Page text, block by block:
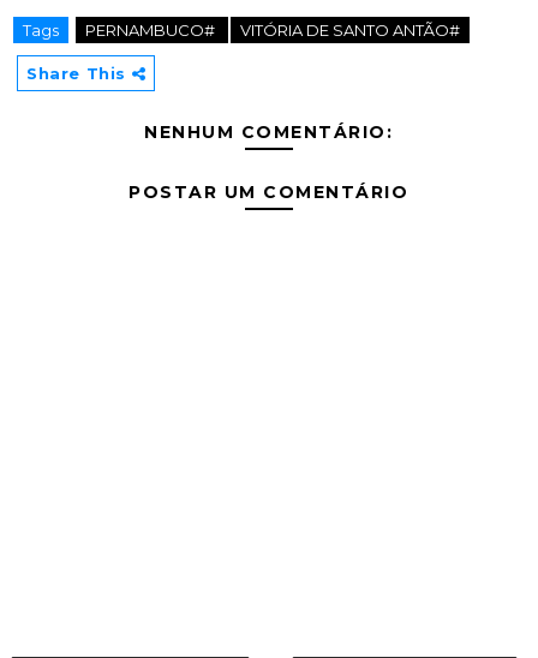
Tags PERNAMBUCO# VITÓRIA DE SANTO ANTÃO#
Share This
NENHUM COMENTÁRIO:
POSTAR UM COMENTÁRIO